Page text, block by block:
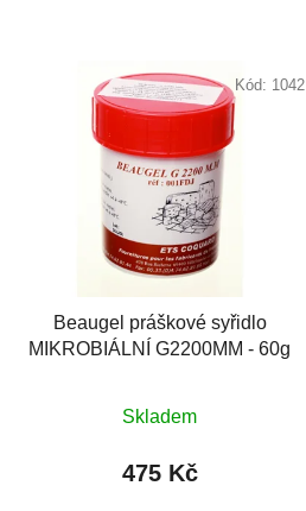
Beaugel práškové syřidlo
MIKROBIÁLNÍ G2200MM - 60g
Skladem
475 Kč
Kód: 1042